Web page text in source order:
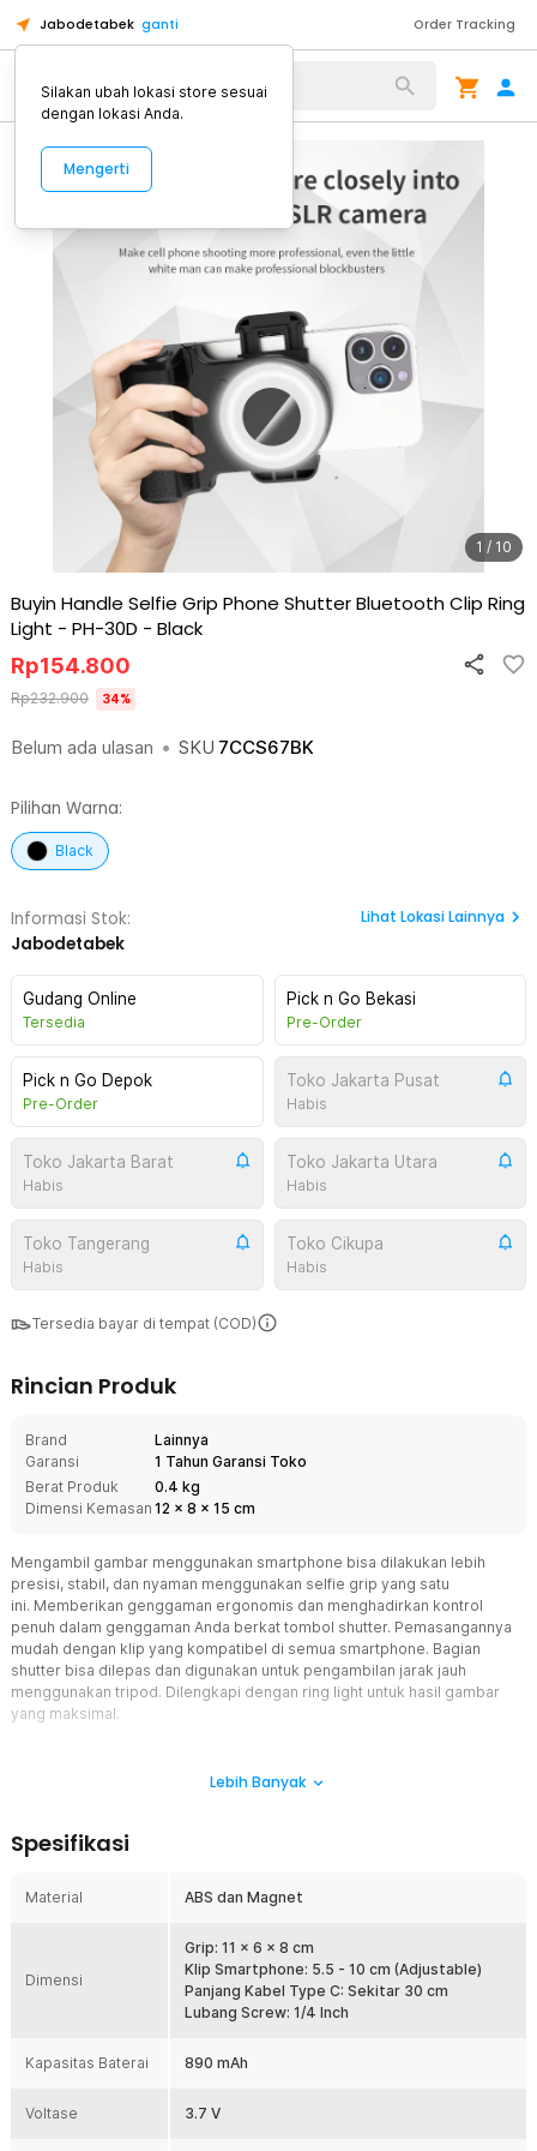
Jabodetabek ganti Order Tracking
Alat Kopi
1 / 10
Buyin Handle Selfie Grip Phone Shutter Bluetooth Clip Ring
Light - PH-30D - Black
Belum ada ulasan • SKU 7CCS67BK
Rp154.800
Rp232.900 34%
Pilihan Warna:
Black
Informasi Stok:
Jabodetabek
Lihat Lokasi Lainnya
Gudang Online
Tersedia
Pick n Go Bekasi
Pre-Order
Pick n Go Depok
Pre-Order
Toko Jakarta Pusat
Habis
Toko Jakarta Barat
Habis
Toko Jakarta Utara
Habis
Toko Tangerang
Habis
Toko Cikupa
Habis
Tersedia bayar di tempat (COD)
Rincian Produk
Brand
Lainnya
Garansi
1 Tahun Garansi Toko
Berat Produk
0.4 kg
Dimensi Kemasan 12 x 8 x 15 cm
Mengambil gambar menggunakan smartphone bisa dilakukan lebih
presisi, stabil, dan nyaman menggunakan selfie grip yang satu
ini. Memberikan genggaman ergonomis dan menghadirkan kontrol
penuh dalam genggaman Anda berkat tombol shutter. Pemasangannya
mudah dengan klip yang kompatibel di semua smartphone. Bagian
shutter bisa dilepas dan digunakan untuk pengambilan jarak jauh
menggunakan tripod. Dilengkapi dengan ring light untuk hasil gambar
yang maksimal.
nyaman di tangan, memberikan kontrol lebih stabil saat mengambil
yang dapat dilepas dan menempel kembali secara magnetik,
handle ini memungkinkan pengambilan gambar jarak jauh.
Tambahan Pencahayaan Merata
Dilengkapi ring light bawaan, handle ini memberikan pencahayaan
lembut dan merata langsung ke wajah atau objek. Cahaya fill-in ini
sangat membantu saat kondisi minim cahaya, indoor shooting, atau
dan detail tanpa bayangan keras.
Fitur cermin kecil di sekitar ring light memungkinkan Anda melihat
Lebih Banyak
Spesifikasi
Material ABS dan Magnet
Dimensi
Grip: 11 x 6 x 8 cm
Klip Smartphone: 5.5 - 10 cm (Adjustable)
Panjang Kabel Type C: Sekitar 30 cm
Lubang Screw: 1/4 Inch
Kapasitas Baterai 890 mAh
Voltase 3.7 V
Silakan ubah lokasi store sesuai
dengan lokasi Anda.
Mengerti